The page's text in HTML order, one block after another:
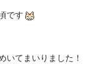
です
いてまいりました！